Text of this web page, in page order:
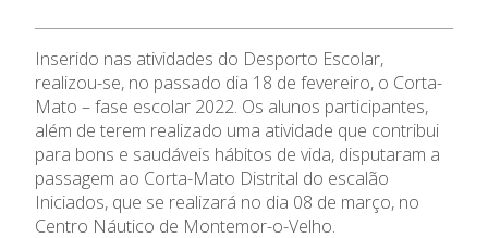
O Colégio
Colaboradores Não
Docentes
Instalações
Ofertas de emprego
Regulamentos
Jornal “O Coreto”
Privacidade
Oferta Formativa
Sala de Estudo
Atividades de Interrupção
Letiva
Academia de LínguasEnsino Profissional
Termalismo
Curso de Técnico/a de Apoio
à Família e à Comunidade
Ofertas de Emprego
Ano Letivo
de Educação
SIGE
Secretariado de Exames
Inserido nas atividades do Desporto Escolar,
realizou-se, no passado dia 18 de fevereiro, o Corta-
Mato – fase escolar 2022. Os alunos participantes,
além de terem realizado uma atividade que contribui
para bons e saudáveis hábitos de vida, disputaram a
passagem ao Corta-Mato Distrital do escalão
Iniciados, que se realizará no dia 08 de março, no
Centro Náutico de Montemor-o-Velho.